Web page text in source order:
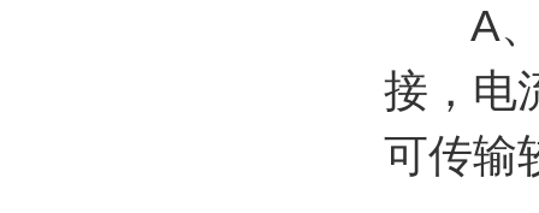
A、
接，电
可传输